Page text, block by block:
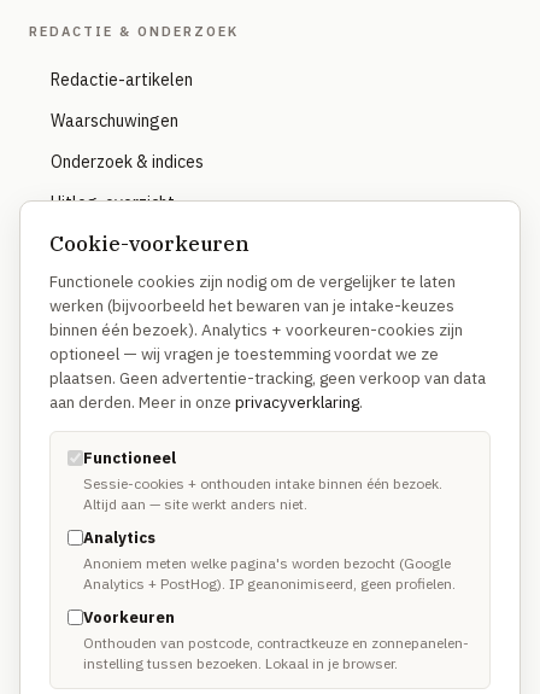
REDACTIE & ONDERZOEK
Redactie-artikelen
Waarschuwingen
Onderzoek & indices
Uitleg-overzicht
OVER
Hoe we vergelijken
Waarom anders
Methodologie
Disclosure
TRUSTUSFIX-NETWERK
TrustusFix · Vakmannen →
Oplichting melden
Spoedhulp vakman
Cookie-voorkeuren
Functionele cookies zijn nodig om de vergelijker te laten
werken (bijvoorbeeld het bewaren van je intake-keuzes
binnen één bezoek). Analytics + voorkeuren-cookies zijn
optioneel — wij vragen je toestemming voordat we ze
plaatsen. Geen advertentie-tracking, geen verkoop van data
aan derden. Meer in onze privacyverklaring.
Functioneel
Sessie-cookies + onthouden intake binnen één bezoek.
Altijd aan — site werkt anders niet.
Analytics
Anoniem meten welke pagina's worden bezocht (Google
Analytics + PostHog). IP geanonimiseerd, geen profielen.
Voorkeuren
Onthouden van postcode, contractkeuze en zonnepanelen-
instelling tussen bezoeken. Lokaal in je browser.